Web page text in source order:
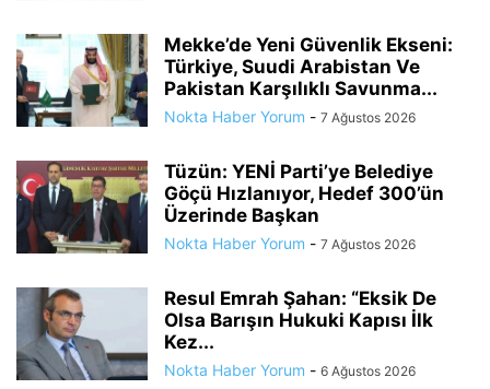
Mekke’de Yeni Güvenlik Ekseni:
Türkiye, Suudi Arabistan Ve
Pakistan Karşılıklı Savunma...
Nokta Haber Yorum - 7 Ağustos 2026
Tüzün: YENİ Parti’ye Belediye
Göçü Hızlanıyor, Hedef 300’ün
Üzerinde Başkan
Nokta Haber Yorum - 7 Ağustos 2026
Resul Emrah Şahan: “Eksik De
Olsa Barışın Hukuki Kapısı İlk
Kez...
Nokta Haber Yorum - 6 Ağustos 2026